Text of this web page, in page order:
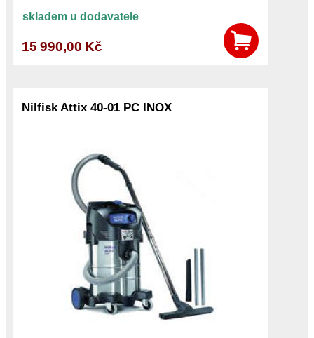
skladem u dodavatele
15 990,00 Kč
Nilfisk Attix 40-01 PC INOX